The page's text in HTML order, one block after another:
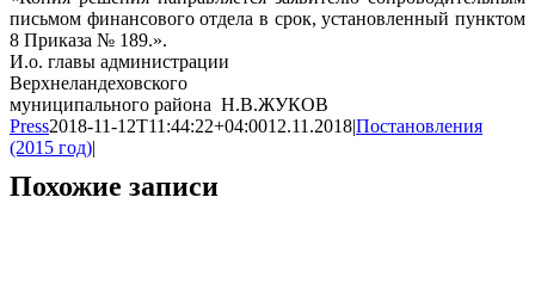
письмом финансового отдела в срок, установленный пунктом
8 Приказа № 189.».
И.о. главы администрации
Верхнеландеховского
муниципального района Н.В.ЖУКОВ
Press2018-11-12T11:44:22+04:0012.11.2018|Постановления
(2015 год)|
Похожие записи